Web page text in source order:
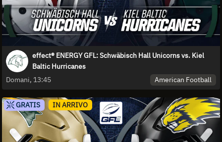
effect® ENERGY GFL: Schwäbisch Hall Unicorns vs. Kiel
Baltic Hurricanes
Domani, 13:45
American Football
GRATIS IN ARRIVO